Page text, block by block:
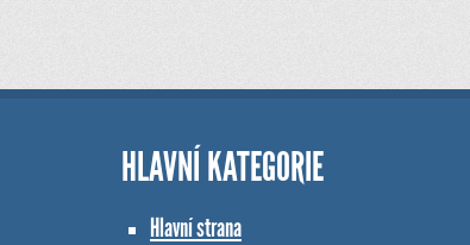
HLAVNÍ KATEGORIE
Hlavní strana